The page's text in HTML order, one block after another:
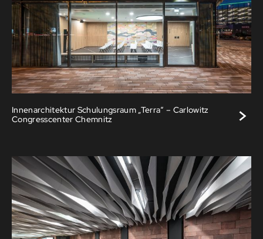
Innenarchitektur Schulungsraum „Terra“ – Carlowitz
Congresscenter Chemnitz
>